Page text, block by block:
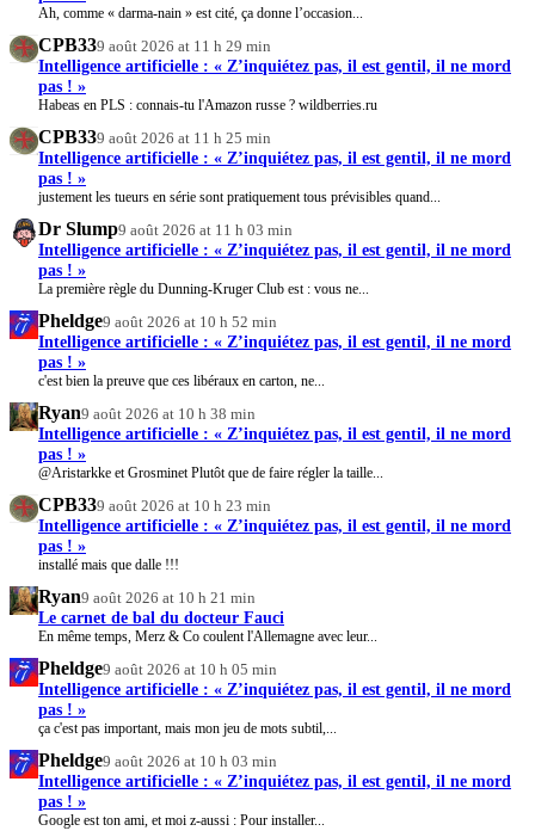
Ah, comme « darma-nain » est cité, ça donne l’occasion...
CPB339 août 2026 at 11 h 29 min
Intelligence artificielle : « Z’inquiétez pas, il est gentil, il ne mord
pas ! »
Habeas en PLS : connais-tu l'Amazon russe ? wildberries.ru
CPB339 août 2026 at 11 h 25 min
Intelligence artificielle : « Z’inquiétez pas, il est gentil, il ne mord
pas ! »
justement les tueurs en série sont pratiquement tous prévisibles quand...
Dr Slump9 août 2026 at 11 h 03 min
Intelligence artificielle : « Z’inquiétez pas, il est gentil, il ne mord
pas ! »
La première règle du Dunning-Kruger Club est : vous ne...
Pheldge9 août 2026 at 10 h 52 min
Intelligence artificielle : « Z’inquiétez pas, il est gentil, il ne mord
pas ! »
c'est bien la preuve que ces libéraux en carton, ne...
Ryan9 août 2026 at 10 h 38 min
Intelligence artificielle : « Z’inquiétez pas, il est gentil, il ne mord
pas ! »
@Aristarkke et Grosminet Plutôt que de faire régler la taille...
CPB339 août 2026 at 10 h 23 min
Intelligence artificielle : « Z’inquiétez pas, il est gentil, il ne mord
pas ! »
installé mais que dalle !!!
Ryan9 août 2026 at 10 h 21 min
Le carnet de bal du docteur Fauci
En même temps, Merz & Co coulent l'Allemagne avec leur...
Pheldge9 août 2026 at 10 h 05 min
Intelligence artificielle : « Z’inquiétez pas, il est gentil, il ne mord
pas ! »
ça c'est pas important, mais mon jeu de mots subtil,...
Pheldge9 août 2026 at 10 h 03 min
Intelligence artificielle : « Z’inquiétez pas, il est gentil, il ne mord
pas ! »
Google est ton ami, et moi z-aussi : Pour installer...